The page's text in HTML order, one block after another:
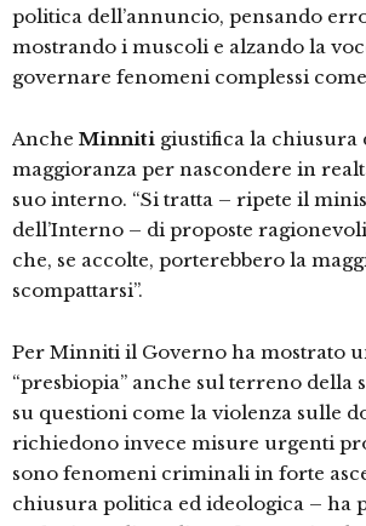
politica dell’annuncio, pensando
mostrando i muscoli e alzando la
governare fenomeni complessi
Anche Minniti giustifica la chiusura
maggioranza per nascondere in
suo interno. “Si tratta – ripete il
dell’Interno – di proposte
che, se accolte, porterebbero la
scompattarsi”.
Per Minniti il Governo ha mostrato
“presbiopia” anche sul terreno della
su questioni come la violenza sulle
richiedono invece misure urgenti
sono fenomeni criminali in forte
chiusura politica ed ideologica – ha